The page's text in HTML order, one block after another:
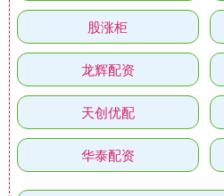
股涨柜
龙辉配资
天创优配
华泰配资